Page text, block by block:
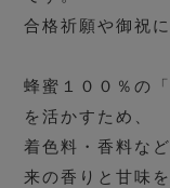
合格祈願や御祝
蜂蜜１００％の
を活かすため、
着色料・香料な
来の香りと甘味